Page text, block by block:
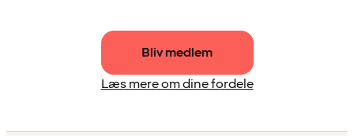
Bliv medlem
Læs mere om dine fordele